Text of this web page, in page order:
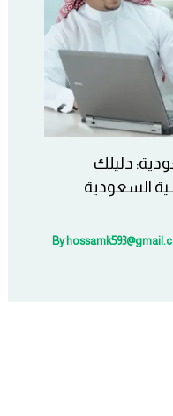
دليلك
السعودية